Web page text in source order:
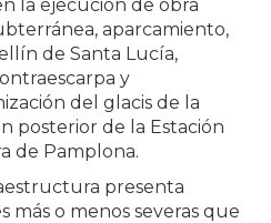
la ejecución de obra
aparcamiento,
de Santa Lucía,
y
del glacis de la
posterior de la Estación
de Pamplona.
presenta
más o menos severas que